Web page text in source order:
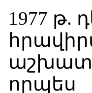
1977 թ.
որպես